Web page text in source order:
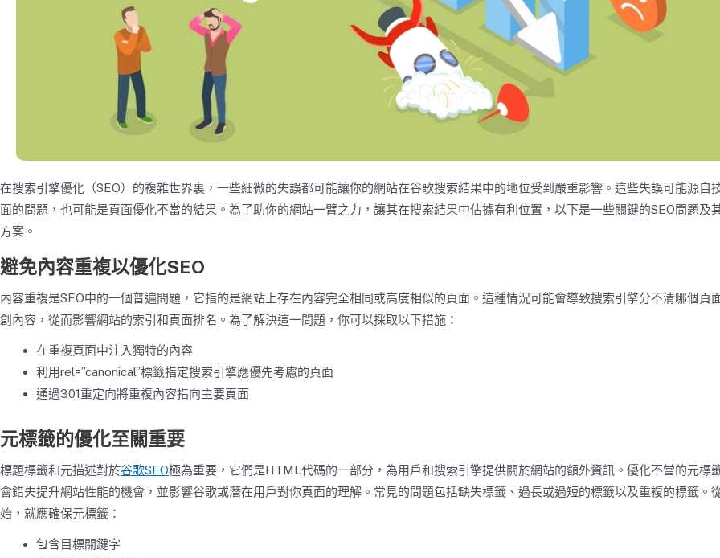
在搜索引擎優化（SEO）的複雜世界裏，一些細微的失誤都可能讓你的網站在谷歌搜索結果中的地位受到嚴重影響。這些失誤可能源自
面的問題，也可能是頁面優化不當的結果。為了助你的網站一臂之力，讓其在搜索結果中佔據有利位置，以下是一些關鍵的SEO問題及
方案。
避免內容重複以優化SEO
內容重複是SEO中的一個普遍問題，它指的是網站上存在內容完全相同或高度相似的頁面。這種情況可能會導致搜索引擎分不清哪個頁
創內容，從而影響網站的索引和頁面排名。為了解決這一問題，你可以採取以下措施：
在重複頁面中注入獨特的內容
利用rel=”canonical”標籤指定搜索引擎應優先考慮的頁面
通過301重定向將重複內容指向主要頁面
元標籤的優化至關重要
標題標籤和元描述對於谷歌SEO極為重要，它們是HTML代碼的一部分，為用戶和搜索引擎提供關於網站的額外資訊。優化不當的元標
會錯失提升網站性能的機會，並影響谷歌或潛在用戶對你頁面的理解。常見的問題包括缺失標籤、過長或過短的標籤以及重複的標籤。
始，就應確保元標籤：
包含目標關鍵字